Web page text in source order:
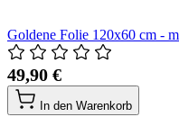
Goldene Folie 120x60 cm -
49,90 €
In den Warenkorb